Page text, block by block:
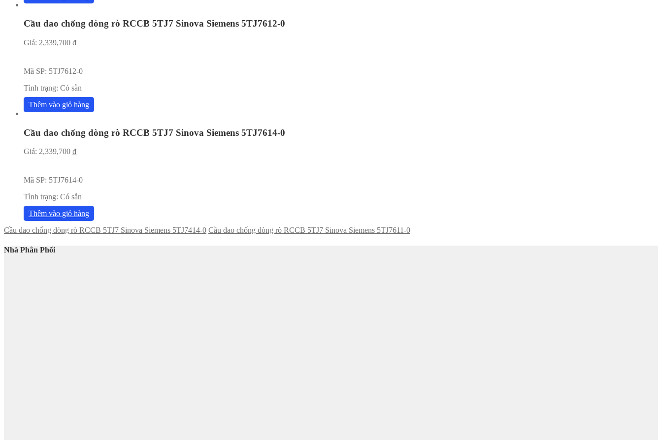
Cầu dao chống dòng rò RCCB 5TJ7 Sinova Siemens 5TJ7612-0
Giá: 2,339,700 ₫
Mã SP: 5TJ7612-0
Tình trạng: Có sẵn
Thêm vào giỏ hàng
Cầu dao chống dòng rò RCCB 5TJ7 Sinova Siemens 5TJ7614-0
Giá: 2,339,700 ₫
Mã SP: 5TJ7614-0
Tình trạng: Có sẵn
Thêm vào giỏ hàng
Cầu dao chống dòng rò RCCB 5TJ7 Sinova Siemens 5TJ7414-0 Cầu dao chống dòng rò RCCB 5TJ7 Sinova Siemens 5TJ7611-0
Nhà Phân Phối